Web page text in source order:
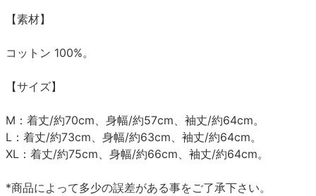
【素材】
コットン 100%。
【サイズ】
M：着丈/約70cm、身幅/約57cm、袖丈/約64cm。
L：着丈/約73cm、身幅/約63cm、袖丈/約64cm。
XL：着丈/約75cm、身幅/約66cm、袖丈/約64cm。
*商品によって多少の誤差がある事をご了承下さい。